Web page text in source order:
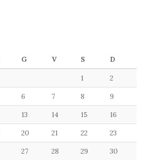
G V S D
1 2
6 7 8 9
13 14 15 16
20 21 22 23
27 28 29 30